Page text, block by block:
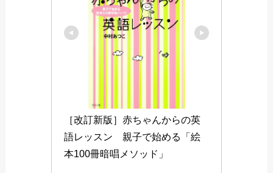
［改訂新版］赤ちゃんからの英
語レッスン　親子で始める「絵
本100冊暗唱メソッド」